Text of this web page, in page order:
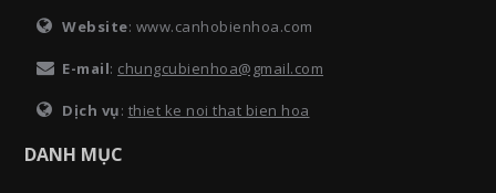
Website: www.canhobienhoa.com
E-mail: chungcubienhoa@gmail.com
Dịch vụ: thiet ke noi that bien hoa
DANH MỤC